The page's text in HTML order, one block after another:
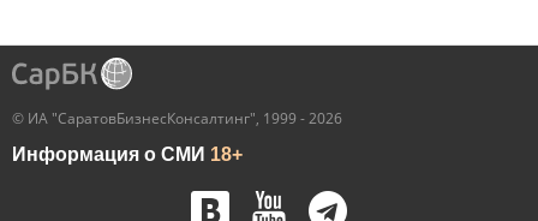
© ИА "СаратовБизнесКонсалтинг", 1999 - 2026
Информация о СМИ 18+